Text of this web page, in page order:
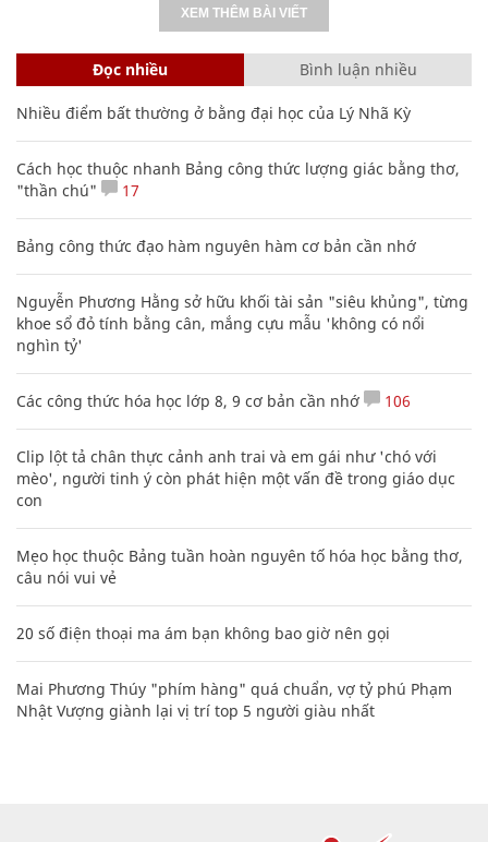
XEM THÊM BÀI VIẾT
Đọc nhiều Bình luận nhiều
Nhiều điểm bất thường ở bằng đại học của Lý Nhã Kỳ
Cách học thuộc nhanh Bảng công thức lượng giác bằng thơ,
"thần chú"
17
Bảng công thức đạo hàm nguyên hàm cơ bản cần nhớ
Nguyễn Phương Hằng sở hữu khối tài sản "siêu khủng", từng
khoe sổ đỏ tính bằng cân, mắng cựu mẫu 'không có nổi
nghìn tỷ'
Các công thức hóa học lớp 8, 9 cơ bản cần nhớ 106
Clip lột tả chân thực cảnh anh trai và em gái như 'chó với
mèo', người tinh ý còn phát hiện một vấn đề trong giáo dục
con
Mẹo học thuộc Bảng tuần hoàn nguyên tố hóa học bằng thơ,
câu nói vui vẻ
20 số điện thoại ma ám bạn không bao giờ nên gọi
Mai Phương Thúy "phím hàng" quá chuẩn, vợ tỷ phú Phạm
Nhật Vượng giành lại vị trí top 5 người giàu nhất